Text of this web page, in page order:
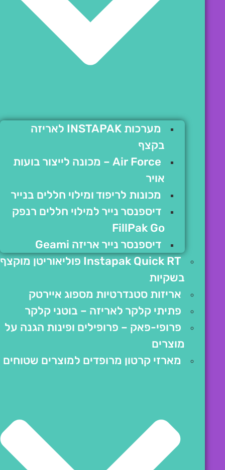
מערכות INSTAPAK לאריזה
בקצף
Air Force – מכונה לייצור בועות
אויר
מכונות לריפוד ומילוי חללים בנייר
דיספנסר נייר למילוי חללים רנפק
FillPak Go
דיספנסר נייר אריזה Geami
Instapak Quick RT פוליאוריטן מוקצף
בשקיות
אריזות סטנדרטיות מספוג איירטק
פתיתי קלקר לאריזה – בוטני קלקר
פרופי-פאק – פרופילים ופינות הגנה על
מוצרים
מארזי קרטון מרופדים למוצרים שטוחים